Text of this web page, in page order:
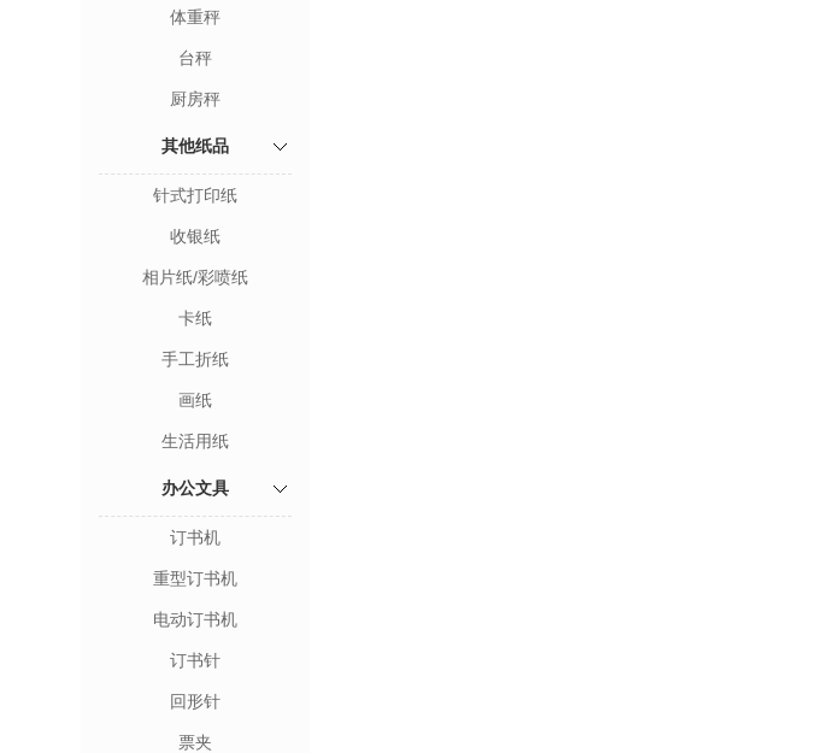
体重秤
台秤
厨房秤
其他纸品
针式打印纸
收银纸
相片纸/彩喷纸
卡纸
手工折纸
画纸
生活用纸
办公文具
订书机
重型订书机
电动订书机
订书针
回形针
票夹